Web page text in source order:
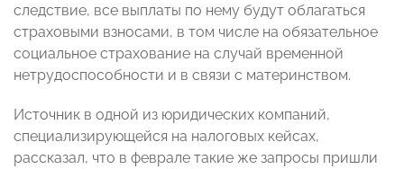
следствие, все выплаты по нему будут облагаться
страховыми взносами, в том числе на обязательное
социальное страхование на случай временной
нетрудоспособности и в связи с материнством.
Источник в одной из юридических компаний,
специализирующейся на налоговых кейсах,
рассказал, что в феврале такие же запросы пришли